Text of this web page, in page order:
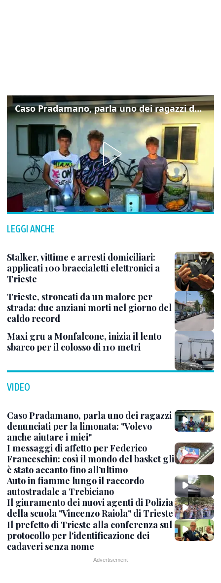
Caso Pradamano, parla uno dei ragazzi denunciati per la limonata: "Volevo anche aiutare i miei"
LEGGI ANCHE
Stalker, vittime e arresti domiciliari:
applicati 100 braccialetti elettronici a
Trieste
Trieste, stroncati da un malore per
strada: due anziani morti nel giorno del
caldo record
Maxi gru a Monfalcone, inizia il lento
sbarco per il colosso di 110 metri
VIDEO
Caso Pradamano, parla uno dei ragazzi
denunciati per la limonata: "Volevo
anche aiutare i miei"
I messaggi di affetto per Federico
Franceschin: così il mondo del basket gli
è stato accanto fino all’ultimo
Auto in fiamme lungo il raccordo
autostradale a Trebiciano
Il giuramento dei nuovi agenti di Polizia
della scuola "Vincenzo Raiola" di Trieste
Il prefetto di Trieste alla conferenza sul
protocollo per l'identificazione dei
cadaveri senza nome